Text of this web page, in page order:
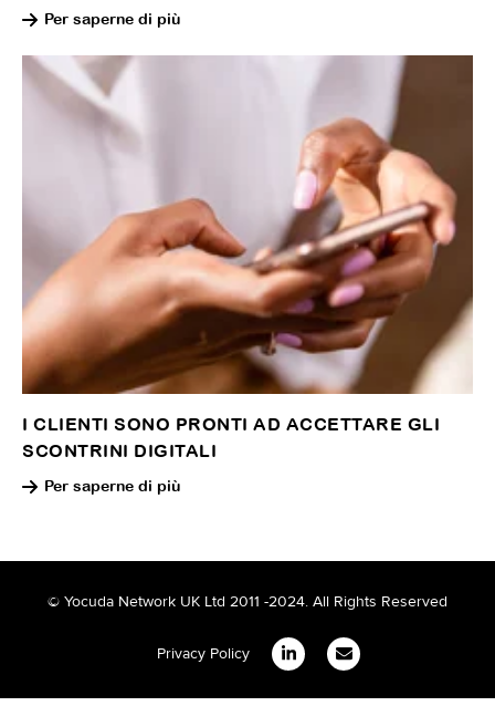
Per saperne di più
I CLIENTI SONO PRONTI AD ACCETTARE GLI
SCONTRINI DIGITALI
Per saperne di più
© Yocuda Network UK Ltd 2011 -2024. All Rights Reserved
Privacy Policy